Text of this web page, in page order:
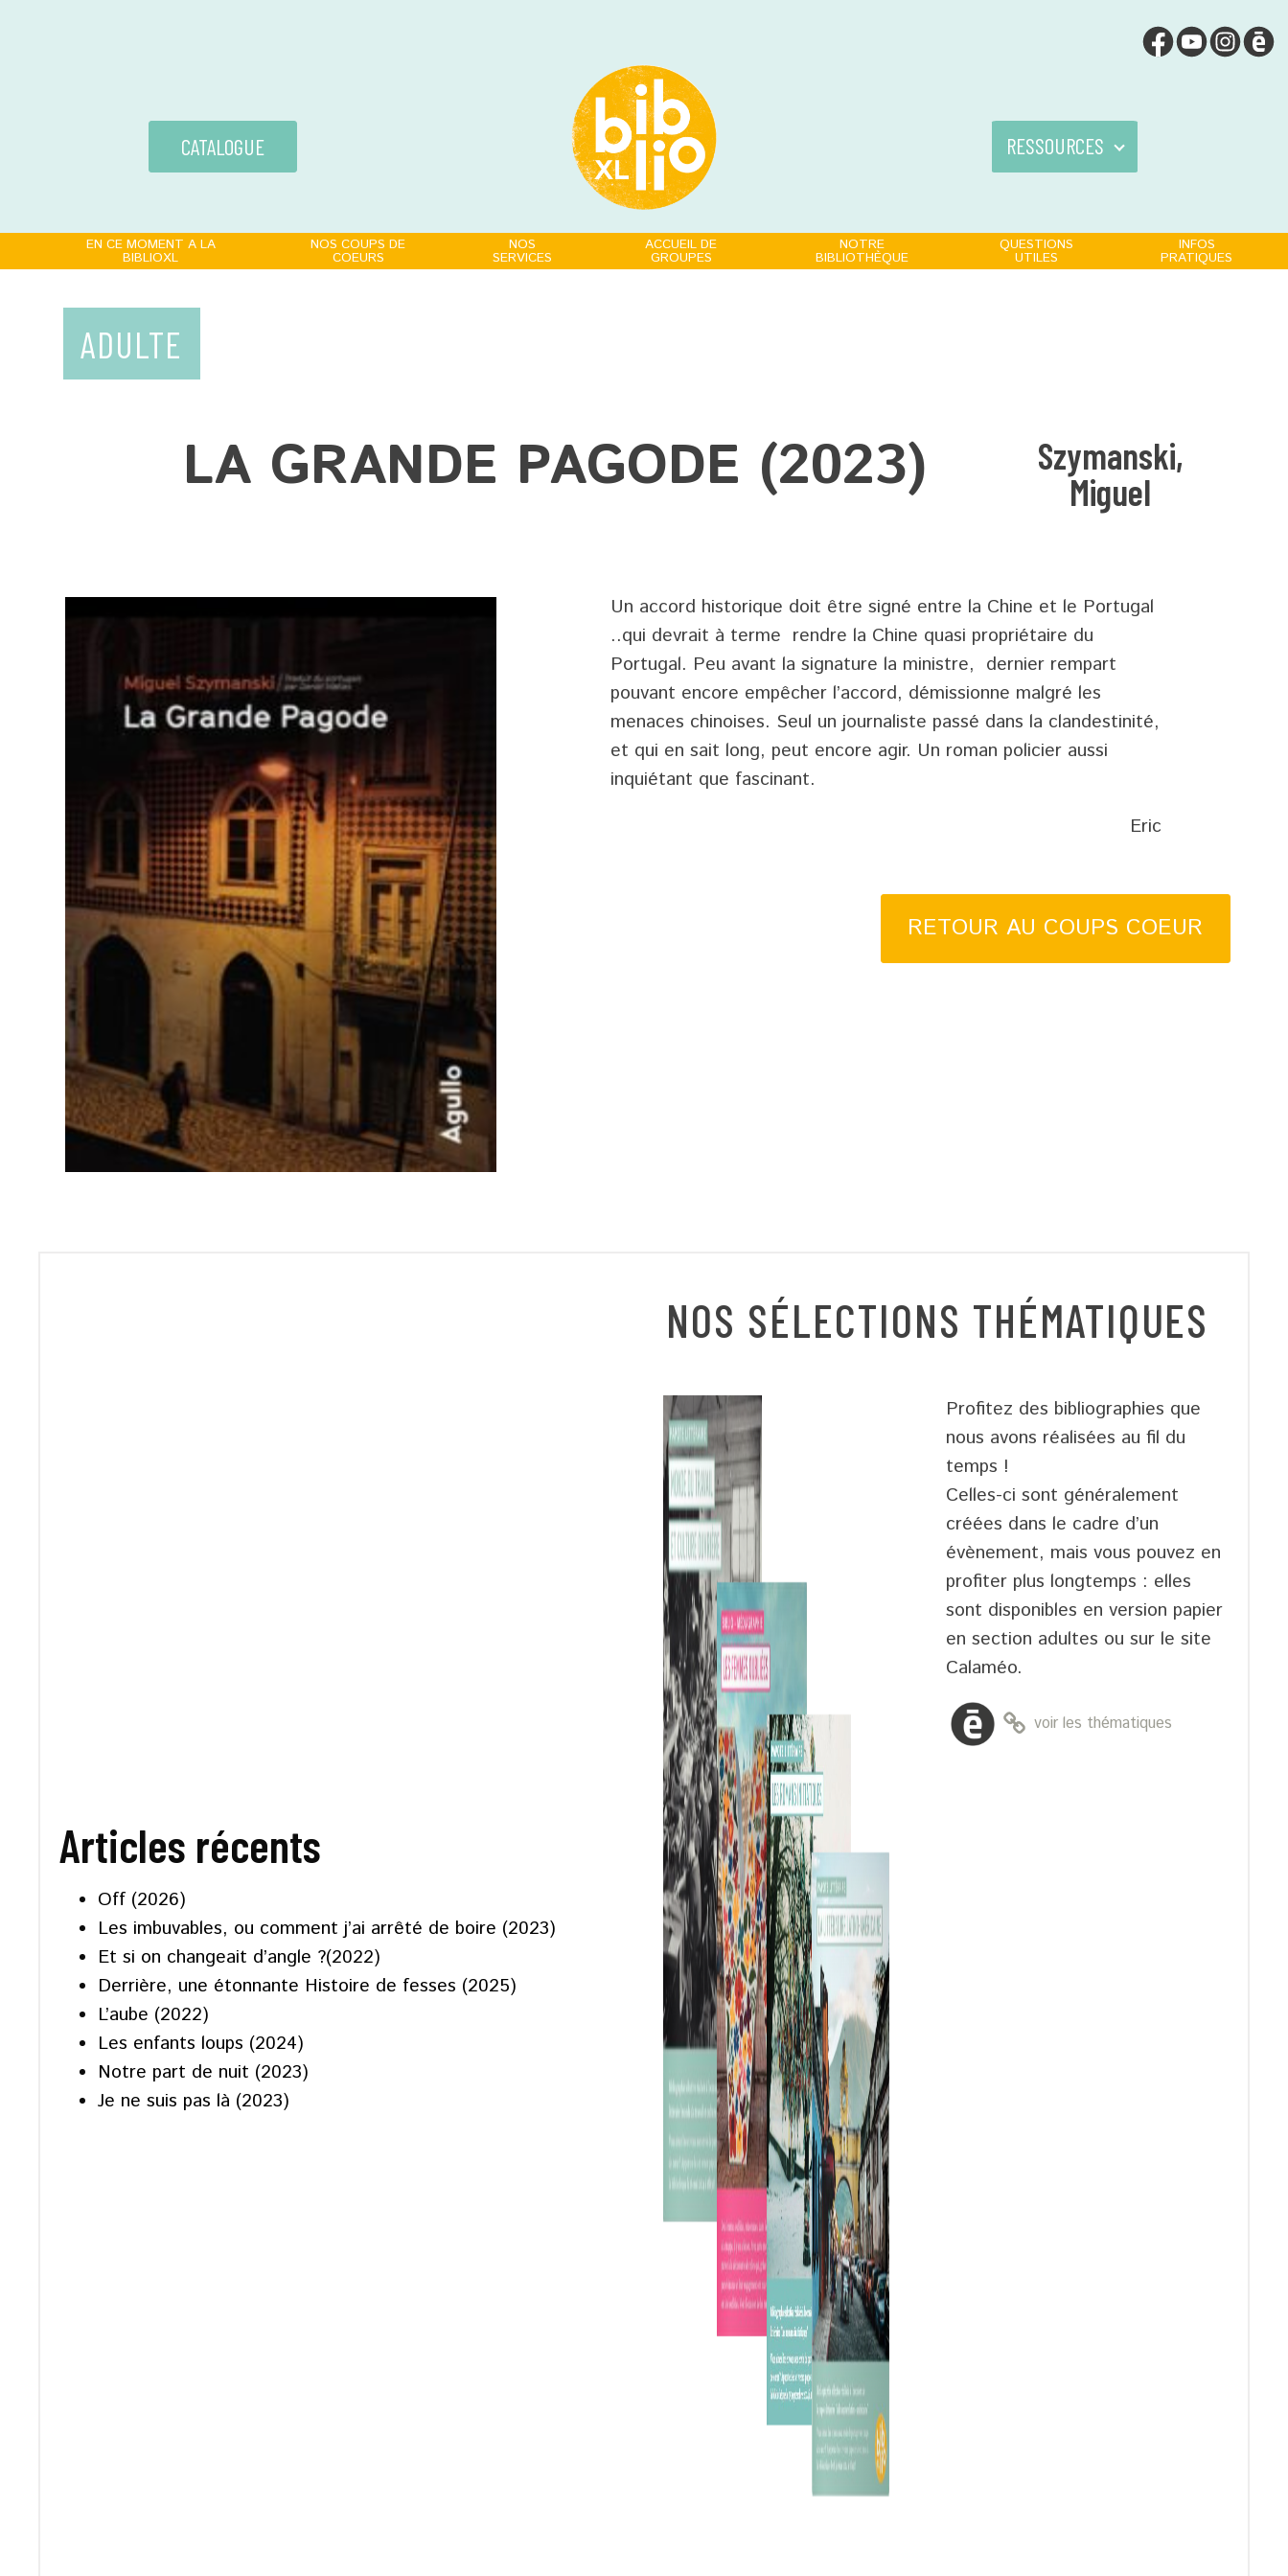
CATALOGUE RESSOURCES
EN CE MOMENT A LA
BIBLIOXL
NOS COUPS DE
COEURS
NOS
SERVICES
ACCUEIL DE
GROUPES
NOTRE
BIBLIOTHÈQUE
QUESTIONS
UTILES
INFOS
PRATIQUES
ADULTE
LA GRANDE PAGODE (2023)
Szymanski,
Miguel
Un accord historique doit être signé entre la Chine et le Portugal
..qui devrait à terme rendre la Chine quasi propriétaire du
Portugal. Peu avant la signature la ministre, dernier rempart
pouvant encore empêcher l’accord, démissionne malgré les
menaces chinoises. Seul un journaliste passé dans la clandestinité,
et qui en sait long, peut encore agir. Un roman policier aussi
inquiétant que fascinant.
Eric
RETOUR AU COUPS COEUR
Articles récents
Off (2026)
Les imbuvables, ou comment j’ai arrêté de boire (2023)
Et si on changeait d’angle ?(2022)
Derrière, une étonnante Histoire de fesses (2025)
L’aube (2022)
Les enfants loups (2024)
Notre part de nuit (2023)
Je ne suis pas là (2023)
NOS SÉLECTIONS THÉMATIQUES
Profitez des bibliographies que
nous avons réalisées au fil du
temps !
Celles-ci sont généralement
créées dans le cadre d’un
évènement, mais vous pouvez en
profiter plus longtemps : elles
sont disponibles en version papier
en section adultes ou sur le site
Calaméo.
voir les thématiques